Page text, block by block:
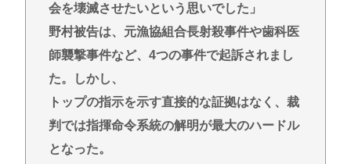
会を壊滅させたいという思いでした」
野村被告は、元漁協組合長射殺事件や歯科医
師襲撃事件など、4つの事件で起訴されまし
た。しかし、
トップの指示を示す直接的な証拠はなく、裁
判では指揮命令系統の解明が最大のハードル
となった。